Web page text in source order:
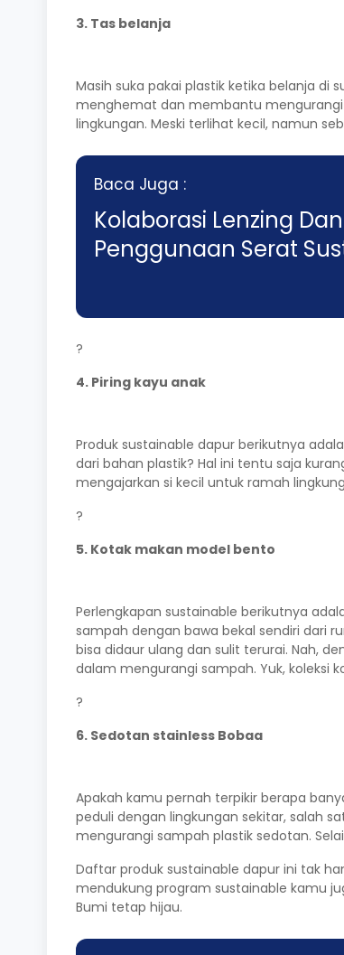
3. Tas belanja
Masih suka pakai plastik ketika belanja di
menghemat dan membantu mengurangi
lingkungan. Meski terlihat kecil, namun
Baca Juga :
Kolaborasi Lenzing
Penggunaan Serat
?
4. Piring kayu anak
Produk sustainable dapur berikutnya
dari bahan plastik? Hal ini tentu saja
mengajarkan si kecil untuk ramah
?
5. Kotak makan model bento
Perlengkapan sustainable berikutnya
sampah dengan bawa bekal sendiri dari
bisa didaur ulang dan sulit terurai. Nah,
dalam mengurangi sampah. Yuk, koleksi
?
6. Sedotan stainless Bobaa
Apakah kamu pernah terpikir berapa
peduli dengan lingkungan sekitar, salah
mengurangi sampah plastik sedotan.
Daftar produk sustainable dapur ini tak
mendukung program sustainable kamu
Bumi tetap hijau.